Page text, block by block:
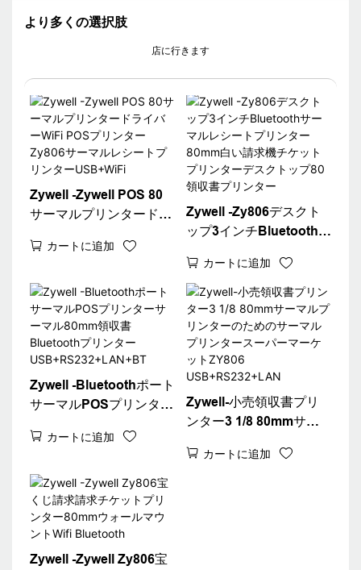
より多くの選択肢
店に行きます
Zywell -Zywell POS 80
サーマルプリンタードラ
ターZy806サーマルレシ
USB+WiFi
カートに追加
Zywell -Zy806デスクト
ップ3インチBluetoothサ
ー80mm白い請求機チケ
ットプリンターデスクト
ップ80領収書プリンター
カートに追加
Zywell -Bluetoothポート
サーマルPOSプリンター
Bluetoothプリンター
カートに追加
Zywell-小売領収書プリ
ンター3 1/8 80mmサー
サーマルプリンタースー
カートに追加
Zywell -Zywell Zy806宝